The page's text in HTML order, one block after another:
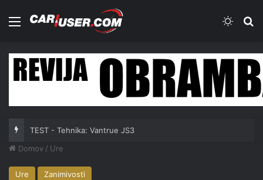
Meni
TEST - Skiroji: Xiaomi Electric Scooter 6 Ultra
Domov / Ure
Ure Zanimivosti